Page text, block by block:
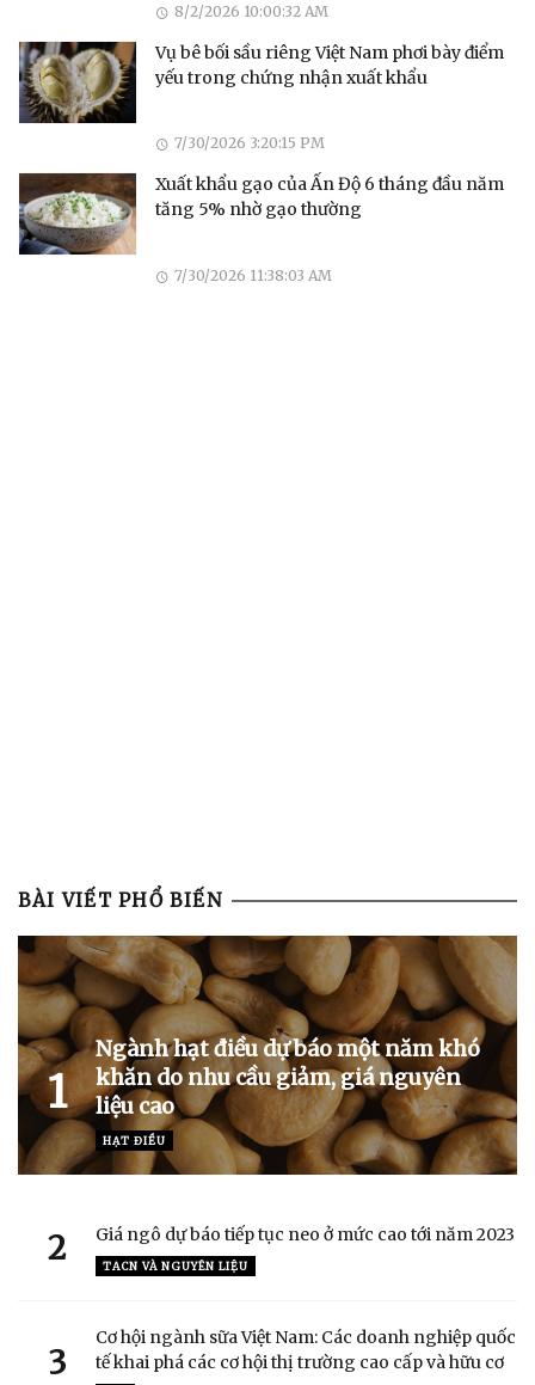
8/2/2026 10:00:32 AM
Vụ bê bối sầu riêng Việt Nam phơi bày điểm
yếu trong chứng nhận xuất khẩu
7/30/2026 3:20:15 PM
Xuất khẩu gạo của Ấn Độ 6 tháng đầu năm
tăng 5% nhờ gạo thường
7/30/2026 11:38:03 AM
BÀI VIẾT PHỔ BIẾN
1
Ngành hạt điều dự báo một năm khó
khăn do nhu cầu giảm, giá nguyên
liệu cao
HẠT ĐIỀU
2 Giá ngô dự báo tiếp tục neo ở mức cao tới năm 2023
TACN VÀ NGUYÊN LIỆU
3
Cơ hội ngành sữa Việt Nam: Các doanh nghiệp quốc
tế khai phá các cơ hội thị trường cao cấp và hữu cơ